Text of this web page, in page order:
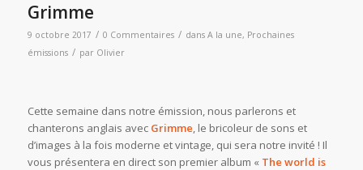
Grimme
9 octobre 2017 / 0 Commentaires / dans A la une, Prochaines
émissions / par Olivier
Cette semaine dans notre émission, nous parlerons et
chanterons anglais avec Grimme, le bricoleur de sons et
d’images à la fois moderne et vintage, qui sera notre invité ! Il
vous présentera en direct son premier album « The world is